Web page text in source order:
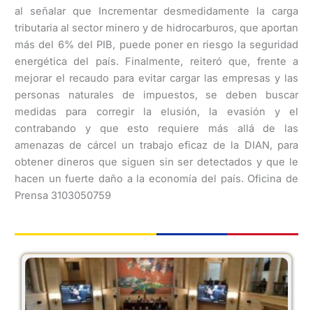
al señalar que Incrementar desmedidamente la carga
tributaria al sector minero y de hidrocarburos, que aportan
más del 6% del PIB, puede poner en riesgo la seguridad
energética del país. Finalmente, reiteró que, frente a
mejorar el recaudo para evitar cargar las empresas y las
personas naturales de impuestos, se deben buscar
medidas para corregir la elusión, la evasión y el
contrabando y que esto requiere más allá de las
amenazas de cárcel un trabajo eficaz de la DIAN, para
obtener dineros que siguen sin ser detectados y que le
hacen un fuerte daño a la economía del país. Oficina de
Prensa 3103050759